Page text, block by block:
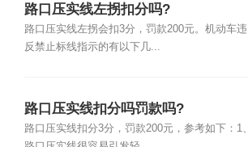
路口压实线左拐扣分吗?
路口压实线左拐会扣3分，罚款200元。机动车违
反禁止标线指示的有以下几...
路口压实线扣分吗罚款吗?
路口压实线扣分3分，罚款200元，参考如下：1、